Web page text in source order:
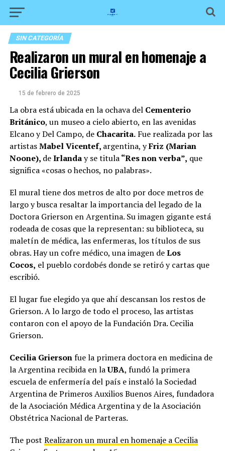
SIN CATEGORÍA
Realizaron un mural en homenaje a
Cecilia Grierson
15 de febrero de 2025
La obra está ubicada en la ochava del Cementerio
Británico, un museo a cielo abierto, en las avenidas
Elcano y Del Campo, de Chacarita.Fue realizada por las
artistasMabel Vicentef, argentina, yFriz (Marian
Noone), deIrlanday se titula“Res non verba”, que
significa «cosas o hechos, no palabras».
El mural tiene dos metros de alto por doce metros de
largo y busca resaltar la importancia del legado de la
Doctora Grierson en Argentina. Su imagen gigante está
rodeada de cosas que la representan: su biblioteca, su
maletín de médica, las enfermeras, los títulos de sus
obras. Hay un cofre médico, una imagen deLos
Cocos, el pueblo cordobés donde se retiró y cartas que
escribió.
El lugar fue elegido ya que ahí descansan los restos de
Grierson. A lo largo de todo el proceso, las artistas
contaron con el apoyo de la Fundación Dra. Cecilia
Grierson.
Cecilia Griersonfue la primera doctora en medicina de
la Argentina recibida en laUBA, fundó la primera
escuela de enfermería del país e instaló la Sociedad
Argentina de Primeros Auxilios Buenos Aires, fundadora
de la Asociación Médica Argentina y de la Asociación
Obstétrica Nacional de Parteras.
The post Realizaron un mural en homenaje a Cecilia